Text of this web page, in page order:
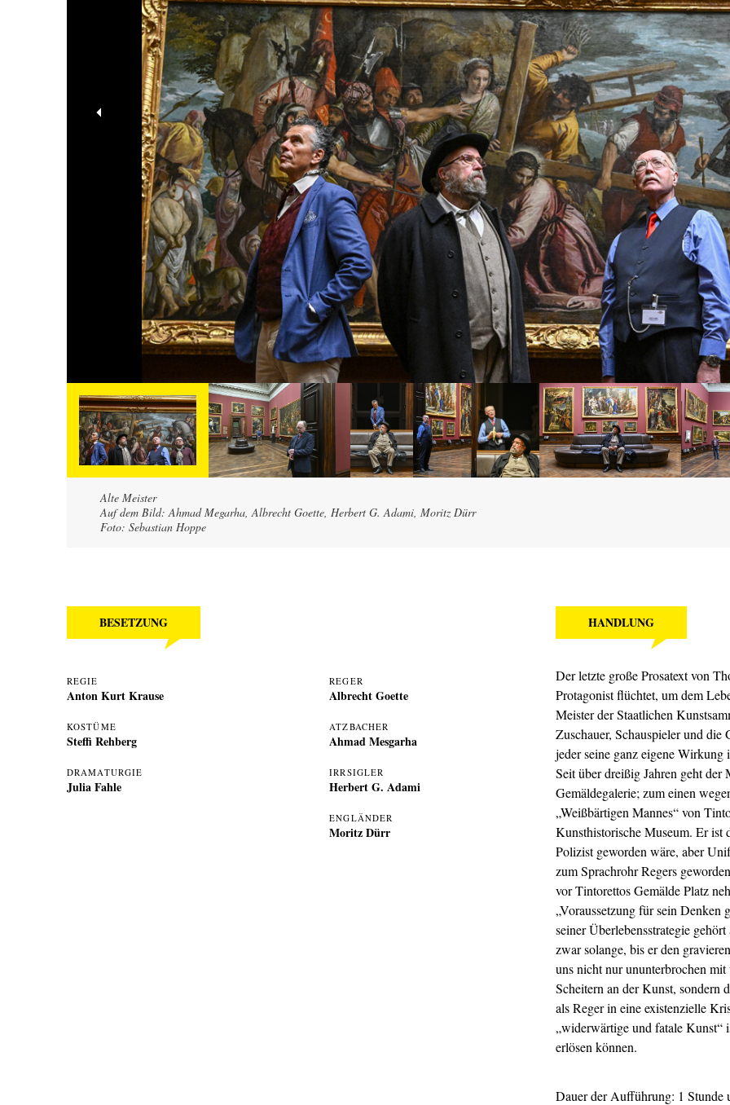
Alte Meister
Auf dem Bild: Ahmad Megarha, Albrecht Goette, Herbert G. Adami, Moritz Dürr
Foto: Sebastian Hoppe
HANDLUNG
Der letzte große Prosatext von
Protagonist flüchtet, um dem
Meister der Staatlichen
Zuschauer, Schauspieler und
jeder seine ganz eigene Wirkung
Seit über dreißig Jahren geht
Gemäldegalerie; zum einen
„Weißbärtigen Mannes“ von
Kunsthistorische Museum. Er ist
Polizist geworden wäre, aber
zum Sprachrohr Regers
vor Tintorettos Gemälde Platz
„Voraussetzung für sein Denken
seiner Überlebensstrategie
zwar solange, bis er den
uns nicht nur ununterbrochen
Scheitern an der Kunst, sondern
als Reger in eine existenzielle
„widerwärtige und fatale Kunst“
erlösen können.
Dauer der Aufführung: 1 Stunde
BESETZUNG
REGIE
Anton Kurt Krause
KOSTÜME
Steffi Rehberg
DRAMATURGIE
Julia Fahle
REGER
Albrecht Goette
ATZBACHER
Ahmad Mesgarha
IRRSIGLER
Herbert G. Adami
ENGLÄNDER
Moritz Dürr